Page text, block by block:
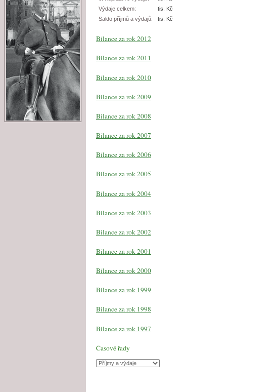
Výdaje celkem:
tis. Kč
Saldo příjmů a výdajů:
tis. Kč
Bilance za rok 2012
Bilance za rok 2011
Bilance za rok 2010
Bilance za rok 2009
Bilance za rok 2008
Bilance za rok 2007
Bilance za rok 2006
Bilance za rok 2005
Bilance za rok 2004
Bilance za rok 2003
Bilance za rok 2002
Bilance za rok 2001
Bilance za rok 2000
Bilance za rok 1999
Bilance za rok 1998
Bilance za rok 1997
Časové řady